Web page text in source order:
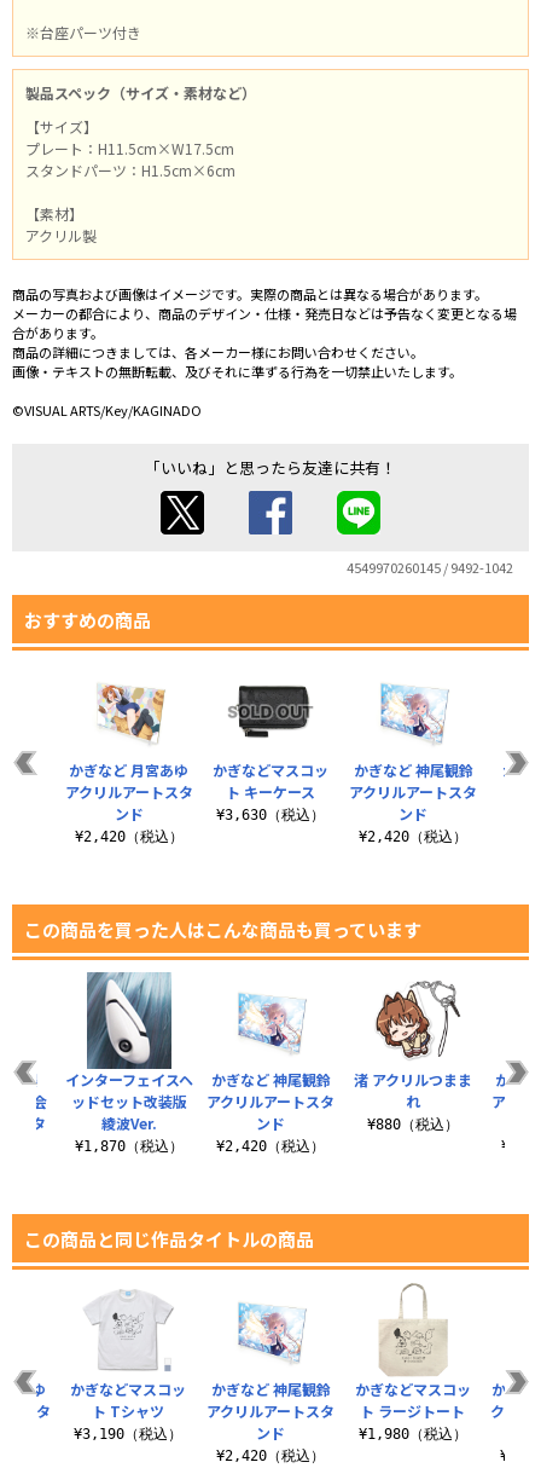
※台座パーツ付き
製品スペック（サイズ・素材など）
【サイズ】
プレート：H11.5cm×W17.5cm
スタンドパーツ：H1.5cm×6cm
【素材】
アクリル製
商品の写真および画像はイメージです。実際の商品とは異なる場合があります。
メーカーの都合により、商品のデザイン・仕様・発売日などは予告なく変更となる場
合があります。
商品の詳細につきましては、各メーカー様にお問い合わせください。
画像・テキストの無断転載、及びそれに準ずる行為を一切禁止いたします。
©VISUAL ARTS/Key/KAGINADO
「いいね」と思ったら友達に共有！
4549970260145 / 9492-1042
おすすめの商品
かぎなどマスコッ
ト キーケース
¥3,630（税込）
かぎなど 神尾観鈴
アクリルアートスタ
ンド
¥2,420（税込）
かぎ
かぎなど 月宮あゆ
アクリルアートスタ
ンド
¥2,420（税込）
この商品を買った人はこんな商品も買っています
かぎなど 神尾観鈴
アクリルアートスタ
ンド
¥2,420（税込）
渚 アクリルつまま
れ
¥880（税込）
かぎ
アクリ
・櫻
徒会
スタ
インターフェイスヘ
ッドセット改装版
綾波Ver.
¥1,870（税込）
この商品と同じ作品タイトルの商品
かぎなど 神尾観鈴
アクリルアートスタ
ンド
¥2,420（税込）
かぎなどマスコッ
ト ラージトート
¥1,980（税込）
かぎな
クリル
あゆ
トスタ
かぎなどマスコッ
ト Tシャツ
¥3,190（税込）